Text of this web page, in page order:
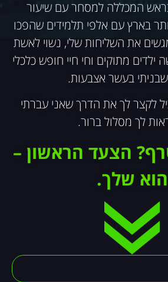
המכללה למסחר עם שיעור
בארץ עם אלפי תלמידים שהפכו
את השליחות שלי, נשוי לאשת
ילדים מתוקים וחי חיי חופש כלכלי
בעשר אצבעות.
לקצר לך את הדרך שאני עברתי
לך מסלול ברור.
הצעד הראשון –
הוא שלך.